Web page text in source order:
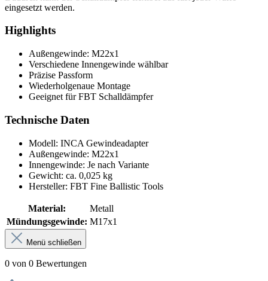
eingesetzt werden.
Highlights
Außengewinde: M22x1
Verschiedene Innengewinde wählbar
Präzise Passform
Wiederholgenaue Montage
Geeignet für FBT Schalldämpfer
Technische Daten
Modell: INCA Gewindeadapter
Außengewinde: M22x1
Innengewinde: Je nach Variante
Gewicht: ca. 0,025 kg
Hersteller: FBT Fine Ballistic Tools
Material:
Metall
Mündungsgewinde: M17x1
Menü schließen
0 von 0 Bewertungen